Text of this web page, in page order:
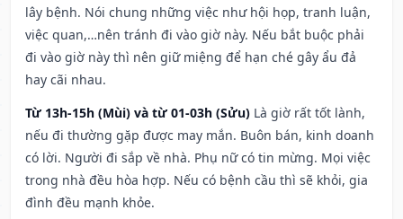
lây bệnh. Nói chung những việc như hội họp, tranh luận,
việc quan,…nên tránh đi vào giờ này. Nếu bắt buộc phải
đi vào giờ này thì nên giữ miệng để hạn ché gây ẩu đả
hay cãi nhau.
Từ 13h-15h (Mùi) và từ 01-03h (Sửu) Là giờ rất tốt lành,
nếu đi thường gặp được may mắn. Buôn bán, kinh doanh
có lời. Người đi sắp về nhà. Phụ nữ có tin mừng. Mọi việc
trong nhà đều hòa hợp. Nếu có bệnh cầu thì sẽ khỏi, gia
đình đều mạnh khỏe.